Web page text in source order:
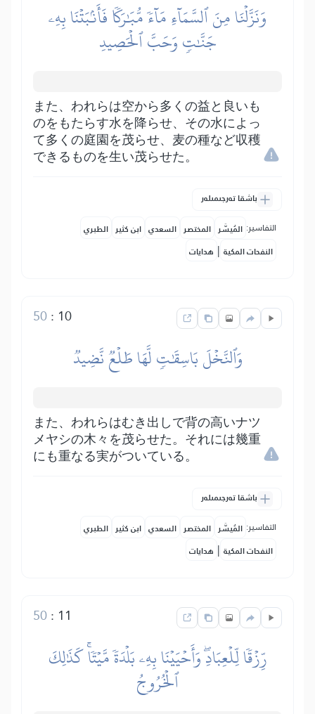
وَنَزَّلۡنَا مِنَ ٱلسَّمَآءِ مَآءٗ مُّبَٰرَكٗا فَأَنۢبَتۡنَا بِهِۦ
جَنَّٰتٖ وَحَبَّ ٱلۡحَصِيدِ
また、われらは空から多くの益と良いも
のをもたらす水を降らせ、その水によっ
て多くの庭園を茂らせ、麦の種など収穫
できるものを生い茂らせた。
باشقا تەرجىمىلەر
التفاسير: المُيسَّر المختصر السعدي ابن كثير الطبري
النفحات المكية | هدايات
10
:
50
وَٱلنَّخۡلَ بَاسِقَٰتٖ لَّهَا طَلۡعٞ نَّضِيدٞ
また、われらはむき出しで背の高いナツ
メヤシの木々を茂らせた。それには幾重
にも重なる実がついている。
باشقا تەرجىمىلەر
التفاسير: المُيسَّر المختصر السعدي ابن كثير الطبري
النفحات المكية | هدايات
11
:
50
رِّزۡقٗا لِّلۡعِبَادِۖ وَأَحۡيَيۡنَا بِهِۦ بَلۡدَةٗ مَّيۡتٗاۚ كَذَٰلِكَ
ٱلۡخُرُوجُ